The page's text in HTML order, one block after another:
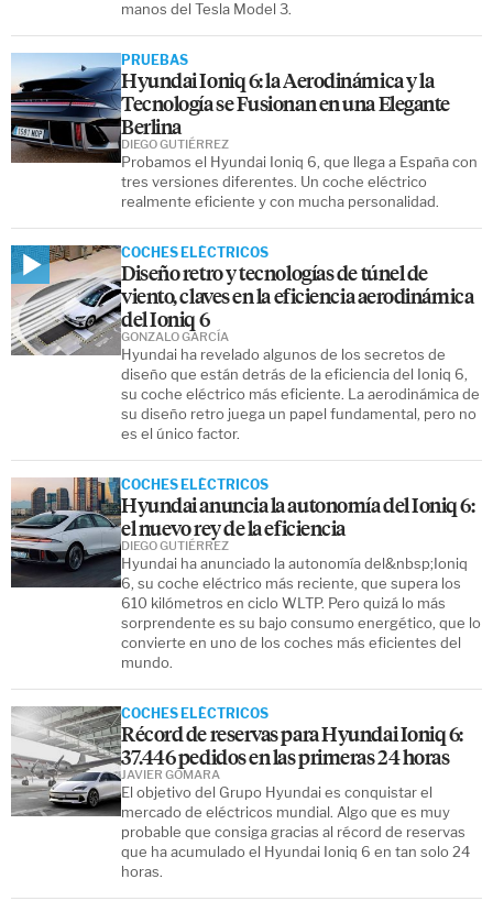
manos del Tesla Model 3.
PRUEBAS
Hyundai Ioniq 6: la Aerodinámica y la
Tecnología se Fusionan en una Elegante
Berlina
Probamos el Hyundai Ioniq 6, que llega a España con
tres versiones diferentes. Un coche eléctrico
realmente eficiente y con mucha personalidad.
DIEGO GUTIÉRREZ
COCHES ELÉCTRICOS
Diseño retro y tecnologías de túnel de
viento, claves en la eficiencia aerodinámica
del Ioniq 6
Hyundai ha revelado algunos de los secretos de
diseño que están detrás de la eficiencia del Ioniq 6,
su coche eléctrico más eficiente. La aerodinámica de
su diseño retro juega un papel fundamental, pero no
es el único factor.
GONZALO GARCÍA
COCHES ELÉCTRICOS
Hyundai anuncia la autonomía del Ioniq 6:
el nuevo rey de la eficiencia
Hyundai ha anunciado la autonomía del&nbsp;Ioniq
6, su coche eléctrico más reciente, que supera los
610 kilómetros en ciclo WLTP. Pero quizá lo más
sorprendente es su bajo consumo energético, que lo
convierte en uno de los coches más eficientes del
mundo.
DIEGO GUTIÉRREZ
COCHES ELÉCTRICOS
Récord de reservas para Hyundai Ioniq 6:
37.446 pedidos en las primeras 24 horas
El objetivo del Grupo Hyundai es conquistar el
mercado de eléctricos mundial. Algo que es muy
probable que consiga gracias al récord de reservas
que ha acumulado el Hyundai Ioniq 6 en tan solo 24
horas.
JAVIER GÓMARA